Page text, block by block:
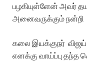
பழகியுள்ளேன் அவர்
அனைவருக்கும் நன்றி
கலை இயக்குநர் விஜய்
எனக்கு வாய்ப்பு தந்த